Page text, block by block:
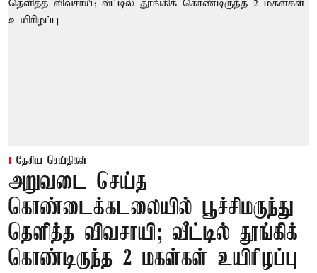
தேசிய செய்திகள்
அறுவடை செய்த
கொண்டைக்கடலையில் பூச்சிமருந்து
தெளித்த விவசாயி; வீட்டில் தூங்கிக்
கொண்டிருந்த 2 மகள்கள் உயிரிழப்பு